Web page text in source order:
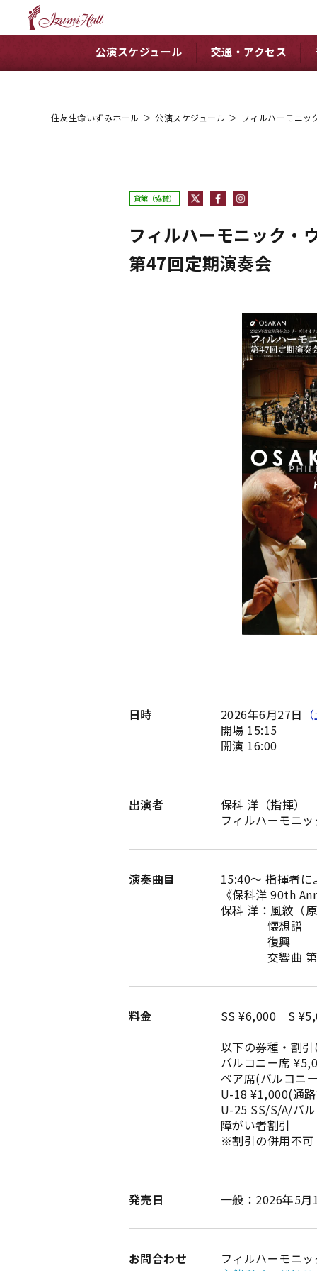
公演スケジュール 交通・アクセス
住友生命いずみホール ＞ 公演スケジュール ＞ フィルハーモニ
貸館（協賛）
フィルハーモニック
第47回定期演奏会
日時 2026年6月27日
開場 15:15
開演 16:00
出演者
保科 洋（指揮）
フィルハーモニ
演奏曲目
15:40～ 指揮者に
《保科洋 90th
保科 洋：風紋（原
懐想譜
復興
交響曲 第
料金
SS ¥6,000 S
以下の券種・割
バルコニー席
ペア席(バルコニ
U-18 ¥1,000(通
U-25 SS/S/A/バ
障がい者割引
※割引の併用不可
発売日 一般：2026年5
お問合わせ
フィルハーモニ